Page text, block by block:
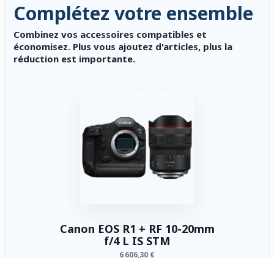
Complétez votre ensemble
Combinez vos accessoires compatibles et
économisez. Plus vous ajoutez d'articles, plus la
réduction est importante.
Canon EOS R1 + RF 10-20mm
f/4 L IS STM
6 606,30 €